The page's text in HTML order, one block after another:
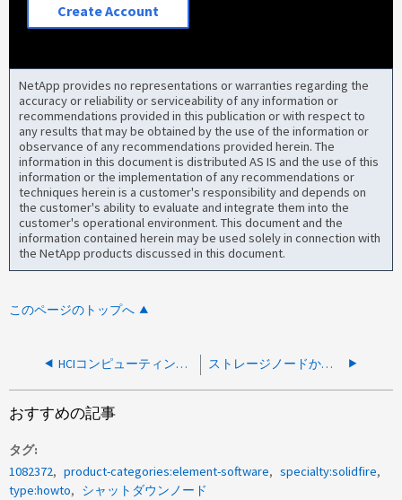
Create Account
NetApp provides no representations or warranties regarding the
accuracy or reliability or serviceability of any information or
recommendations provided in this publication or with respect to
any results that may be obtained by the use of the information or
observance of any recommendations provided herein. The
information in this document is distributed AS IS and the use of this
information or the implementation of any recommendations or
techniques herein is a customer's responsibility and depends on
the customer's ability to evaluate and integrate them into the
customer's operational environment. This document and the
information contained herein may be used solely in connection with
the NetApp products discussed in this document.
このページのトップへ
HCIコンピューティングノードをリブートする方法 ストレージノードからBMC IPアドレスをリカバリする方法
おすすめの記事
タグ
1082372
product-categories:element-software
specialty:solidfire
type:howto
シャットダウンノード